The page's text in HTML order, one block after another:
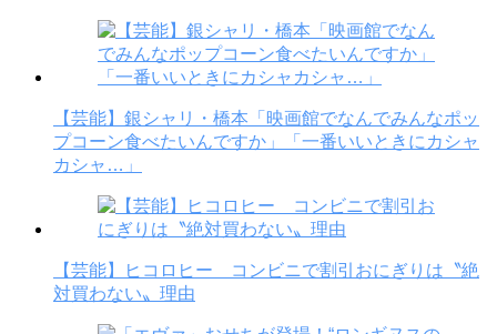
【芸能】銀シャリ・橋本「映画館でなんでみんなポッ
プコーン食べたいんですか」「一番いいときにカシャ
カシャ…」
【芸能】ヒコロヒー コンビニで割引おにぎりは〝絶
対買わない〟理由